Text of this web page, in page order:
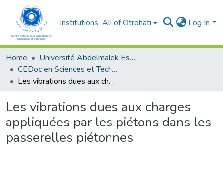
Institutions All of Otrohati Log In
Home
Université Abdelmalek Essaâdi - Tétouan
CEDoc en Sciences et Techniques et Sciences Médicales (CED - STSM)
Les vibrations dues aux charges appliquées par les piétons dans les passerelles piétonnes
Les vibrations dues aux charges
appliquées par les piétons dans les
passerelles piétonnes